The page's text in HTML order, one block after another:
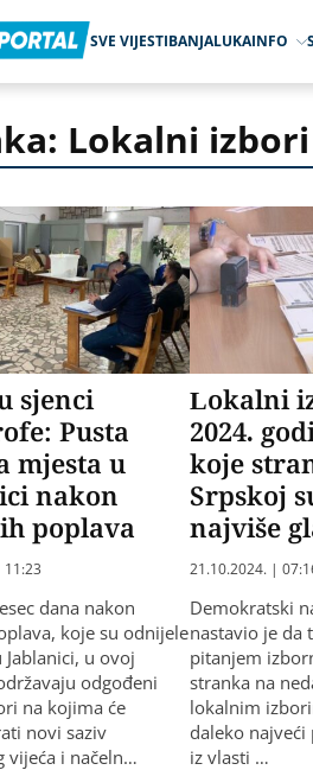
SVE VIJESTIBANJALUKAINFO
Lokalni izbori
sjenci
Pusta
mjesta u
nakon
poplava
dana nakon
koje su odnijele
u ovoj
odgođeni
na kojima će
novi saziv
vijeća i načeln…
Lokalni
2024.
koje
Srpskoj
najviše
21.10.2024. |
Demokratski
nastavio je da
pitanjem
stranka na
lokalnim
daleko
iz vlasti …